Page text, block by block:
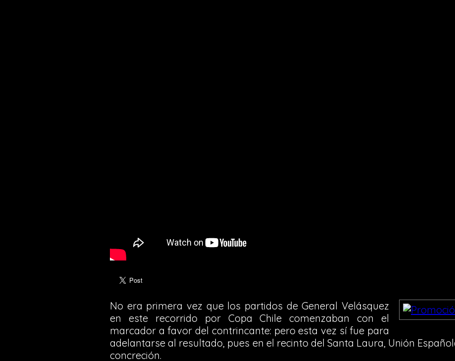
No era primera vez que los partidos de General Velásquez
en este recorrido por Copa Chile comenzaban con el
marcador a favor del contrincante: pero esta vez sí fue para
adelantarse al resultado, pues en el recinto del Santa Laura, Unión
concreción.